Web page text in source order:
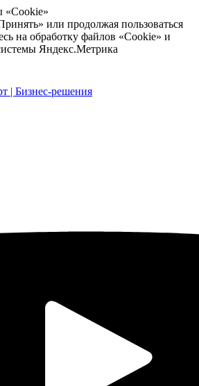
«Cookie»
или продолжая пользоваться
на обработку файлов «Cookie» и
Яндекс.Метрика
| Бизнес-решения